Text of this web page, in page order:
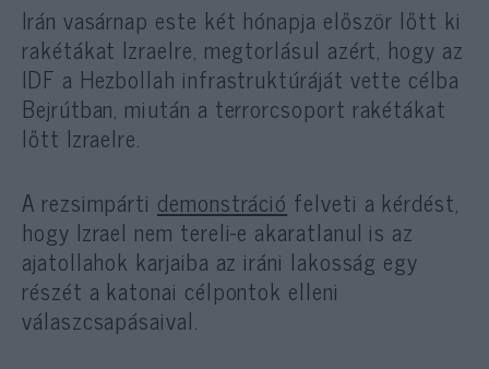
Irán vasárnap este két hónapja először lőtt ki
rakétákat Izraelre, megtorlásul azért, hogy az
IDF a Hezbollah infrastruktúráját vette célba
Bejrútban, miután a terrorcsoport rakétákat
lőtt Izraelre.
A rezsimpárti demonstráció felveti a kérdést,
hogy Izrael nem tereli-e akaratlanul is az
ajatollahok karjaiba az iráni lakosság egy
részét a katonai célpontok elleni
válaszcsapásaival.